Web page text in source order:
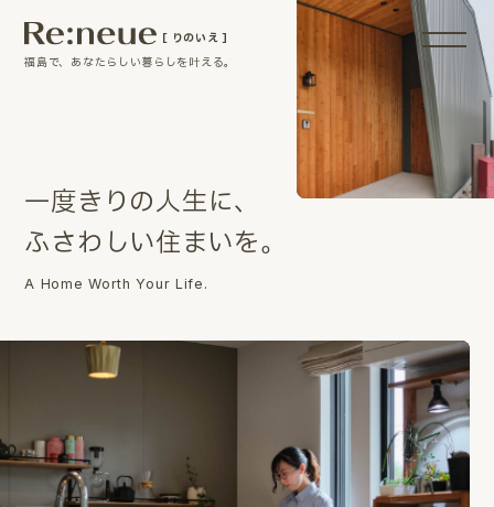
［ りのいえ ］
福島で、あなたらしい暮らしを叶える。
一度き りの人生に、
ふさわ しい住まいを。
A Home Worth Your Life.